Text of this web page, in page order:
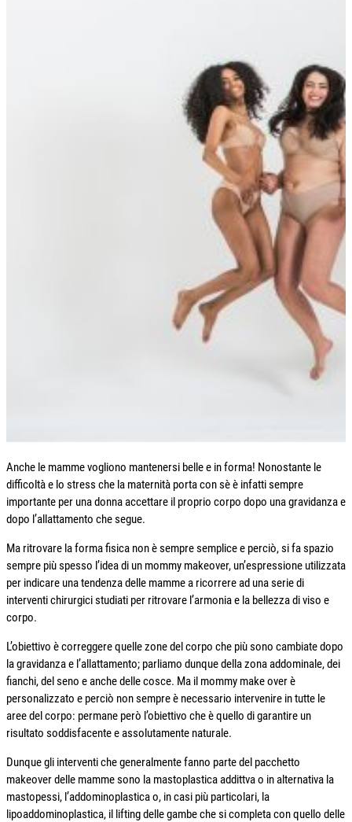
Anche le mamme vogliono mantenersi belle e in forma! Nonostante le
difficoltà e lo stress che la maternità porta con sè è infatti sempre
importante per una donna accettare il proprio corpo dopo una gravidanza e
dopo l’allattamento che segue.
Ma ritrovare la forma fisica non è sempre semplice e perciò, si fa spazio
sempre più spesso l’idea di un mommy makeover, un’espressione utilizzata
per indicare una tendenza delle mamme a ricorrere ad una serie di
interventi chirurgici studiati per ritrovare l’armonia e la bellezza di viso e
corpo.
L’obiettivo è correggere quelle zone del corpo che più sono cambiate dopo
la gravidanza e l’allattamento; parliamo dunque della zona addominale, dei
fianchi, del seno e anche delle cosce. Ma il mommy make over è
personalizzato e perciò non sempre è necessario intervenire in tutte le
aree del corpo: permane però l’obiettivo che è quello di garantire un
risultato soddisfacente e assolutamente naturale.
Dunque gli interventi che generalmente fanno parte del pacchetto
makeover delle mamme sono la mastoplastica addittva o in alternativa la
mastopessi, l’addominoplastica o, in casi più particolari, la
lipoaddominoplastica, il lifting delle gambe che si completa con quello delle